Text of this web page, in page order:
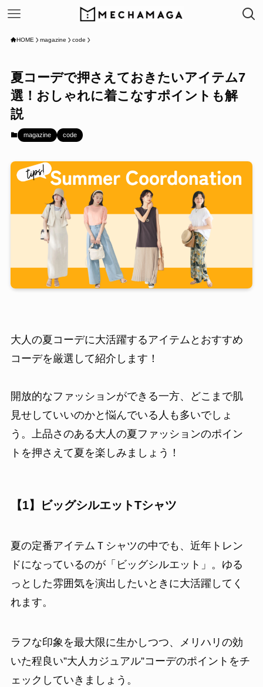
HOME magazine code
夏コーデで押さえておきたいアイテム7
選！おしゃれに着こなすポイントも解
説
magazine code
大人の夏コーデに大活躍するアイテムとおすすめ
コーデを厳選して紹介します！
開放的なファッションができる一方、どこまで肌
見せしていいのかと悩んでいる人も多いでしょ
う。上品さのある大人の夏ファッションのポイン
トを押さえて夏を楽しみましょう！
【1】ビッグシルエットTシャツ
夏の定番アイテムＴシャツの中でも、近年トレン
ドになっているのが「ビッグシルエット」。ゆる
っとした雰囲気を演出したいときに大活躍してく
れます。
ラフな印象を最大限に生かしつつ、メリハリの効
いた程良い”大人カジュアル”コーデのポイントをチ
ェックしていきましょう。